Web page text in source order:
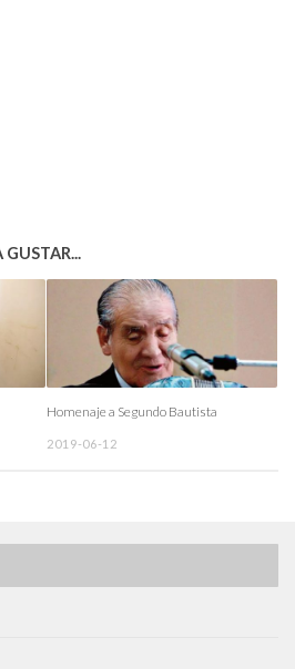
Homenaje a Segundo Bautista
2019-06-12